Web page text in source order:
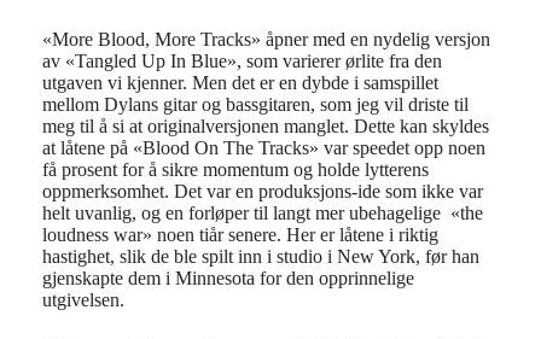
«More Blood, More Tracks» åpner med en nydelig versjon
av «Tangled Up In Blue», som varierer ørlite fra den
utgaven vi kjenner. Men det er en dybde i samspillet
mellom Dylans gitar og bassgitaren, som jeg vil driste til
meg til å si at originalversjonen manglet. Dette kan skyldes
at låtene på «Blood On The Tracks» var speedet opp noen
få prosent for å sikre momentum og holde lytterens
oppmerksomhet. Det var en produksjons-ide som ikke var
helt uvanlig, og en forløper til langt mer ubehagelige «the
loudness war» noen tiår senere. Her er låtene i riktig
hastighet, slik de ble spilt inn i studio i New York, før han
gjenskapte dem i Minnesota for den opprinnelige
utgivelsen.